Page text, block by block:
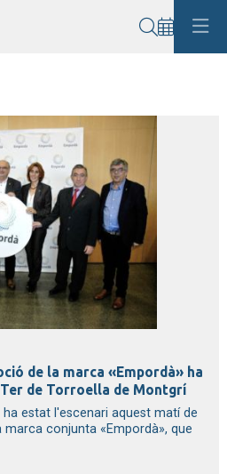
de la marca «Empordà» ha
Ter de Torroella de Montgrí
ha estat l'escenari aquest matí de
conjunta «Empordà», que